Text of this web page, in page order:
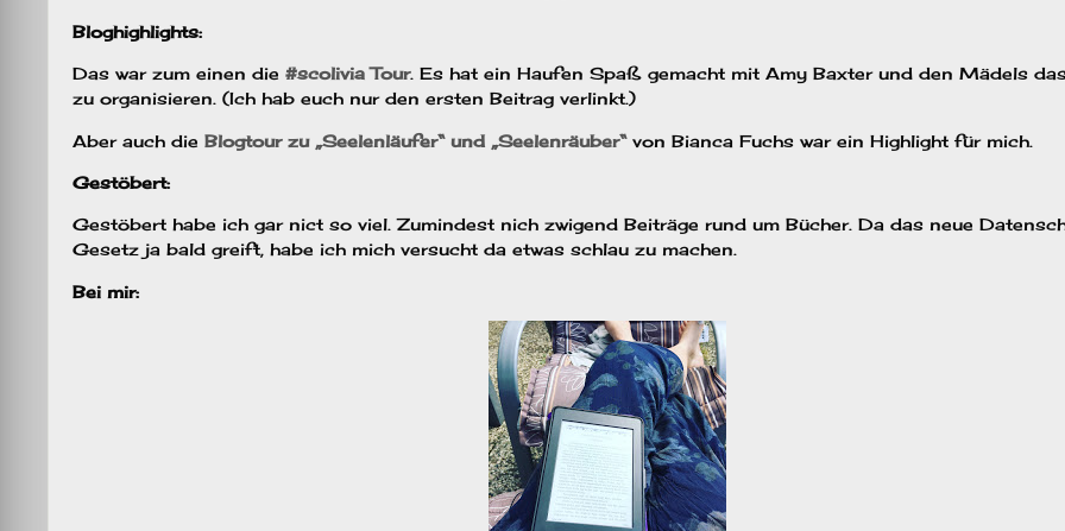
Bloghighlights:
Das war zum einen die #scolivia Tour. Es hat ein Haufen Spaß gemacht mit Amy Baxter und den Mädels
zu organisieren. (Ich hab euch nur den ersten Beitrag verlinkt.)
Aber auch die Blogtour zu „Seelenläufer“ und „Seelenräuber“ von Bianca Fuchs war ein Highlight für mich.
Gestöbert:
Gestöbert habe ich gar nict so viel. Zumindest nich zwigend Beiträge rund um Bücher. Da das neue
Gesetz ja bald greift, habe ich mich versucht da etwas schlau zu machen.
Bei mir: